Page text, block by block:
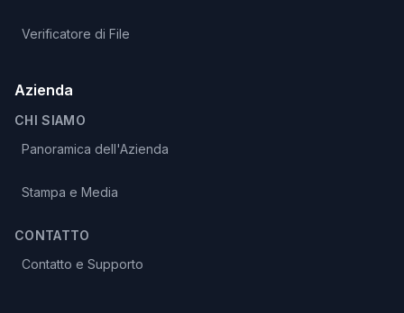
Verificatore di File
Azienda
CHI SIAMO
Panoramica dell'Azienda
Stampa e Media
CONTATTO
Contatto e Supporto